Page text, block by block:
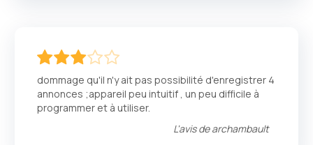
dommage qu'il n'y ait pas possibilité d'enregistrer 4
annonces ;appareil peu intuitif , un peu difficile à
programmer et à utiliser.
L'avis dearchambault